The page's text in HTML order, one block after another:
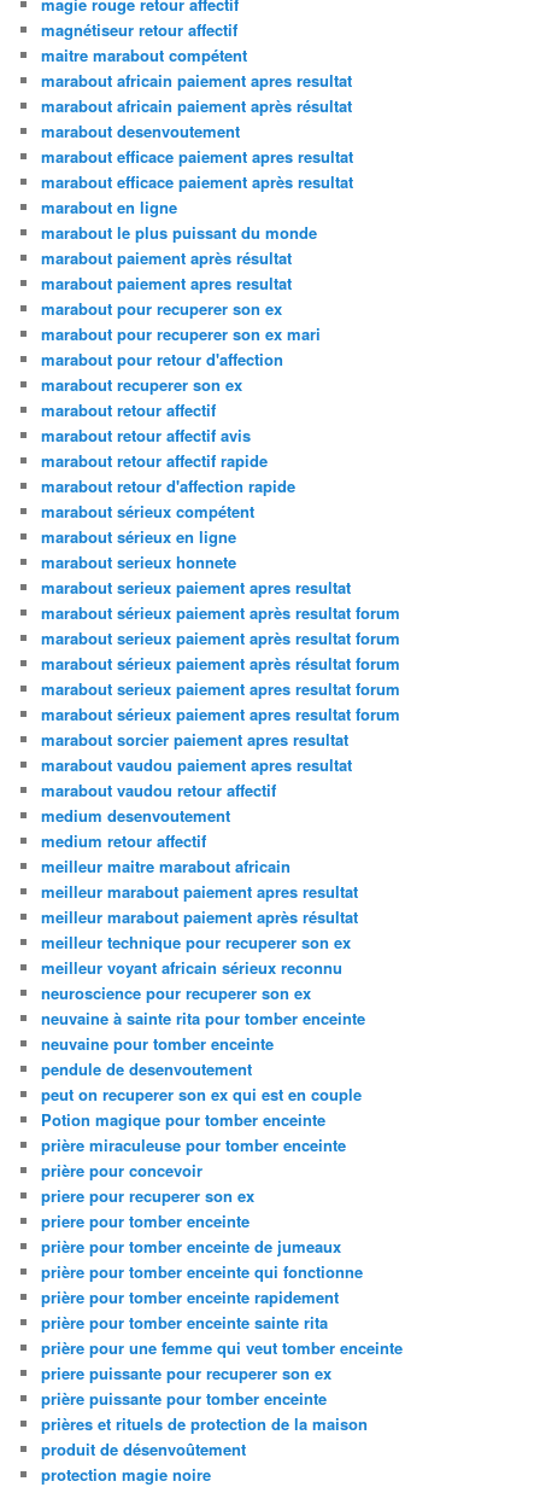
magnétiseur retour affectif
maitre marabout compétent
marabout africain paiement apres resultat
marabout africain paiement après résultat
marabout desenvoutement
marabout efficace paiement apres resultat
marabout efficace paiement après resultat
marabout en ligne
marabout le plus puissant du monde
marabout paiement après résultat
marabout paiement apres resultat
marabout pour recuperer son ex
marabout pour recuperer son ex mari
marabout pour retour d'affection
marabout recuperer son ex
marabout retour affectif
marabout retour affectif avis
marabout retour affectif rapide
marabout retour d'affection rapide
marabout sérieux compétent
marabout sérieux en ligne
marabout serieux honnete
marabout serieux paiement apres resultat
marabout sérieux paiement après resultat forum
marabout serieux paiement après resultat forum
marabout sérieux paiement après résultat forum
marabout serieux paiement apres resultat forum
marabout sérieux paiement apres resultat forum
marabout sorcier paiement apres resultat
marabout vaudou paiement apres resultat
marabout vaudou retour affectif
medium desenvoutement
medium retour affectif
meilleur maitre marabout africain
meilleur marabout paiement apres resultat
meilleur marabout paiement après résultat
meilleur technique pour recuperer son ex
meilleur voyant africain sérieux reconnu
neuroscience pour recuperer son ex
neuvaine à sainte rita pour tomber enceinte
neuvaine pour tomber enceinte
pendule de desenvoutement
peut on recuperer son ex qui est en couple
Potion magique pour tomber enceinte
prière miraculeuse pour tomber enceinte
prière pour concevoir
priere pour recuperer son ex
priere pour tomber enceinte
prière pour tomber enceinte de jumeaux
prière pour tomber enceinte qui fonctionne
prière pour tomber enceinte rapidement
prière pour tomber enceinte sainte rita
prière pour une femme qui veut tomber enceinte
priere puissante pour recuperer son ex
prière puissante pour tomber enceinte
prières et rituels de protection de la maison
produit de désenvoûtement
protection magie noire